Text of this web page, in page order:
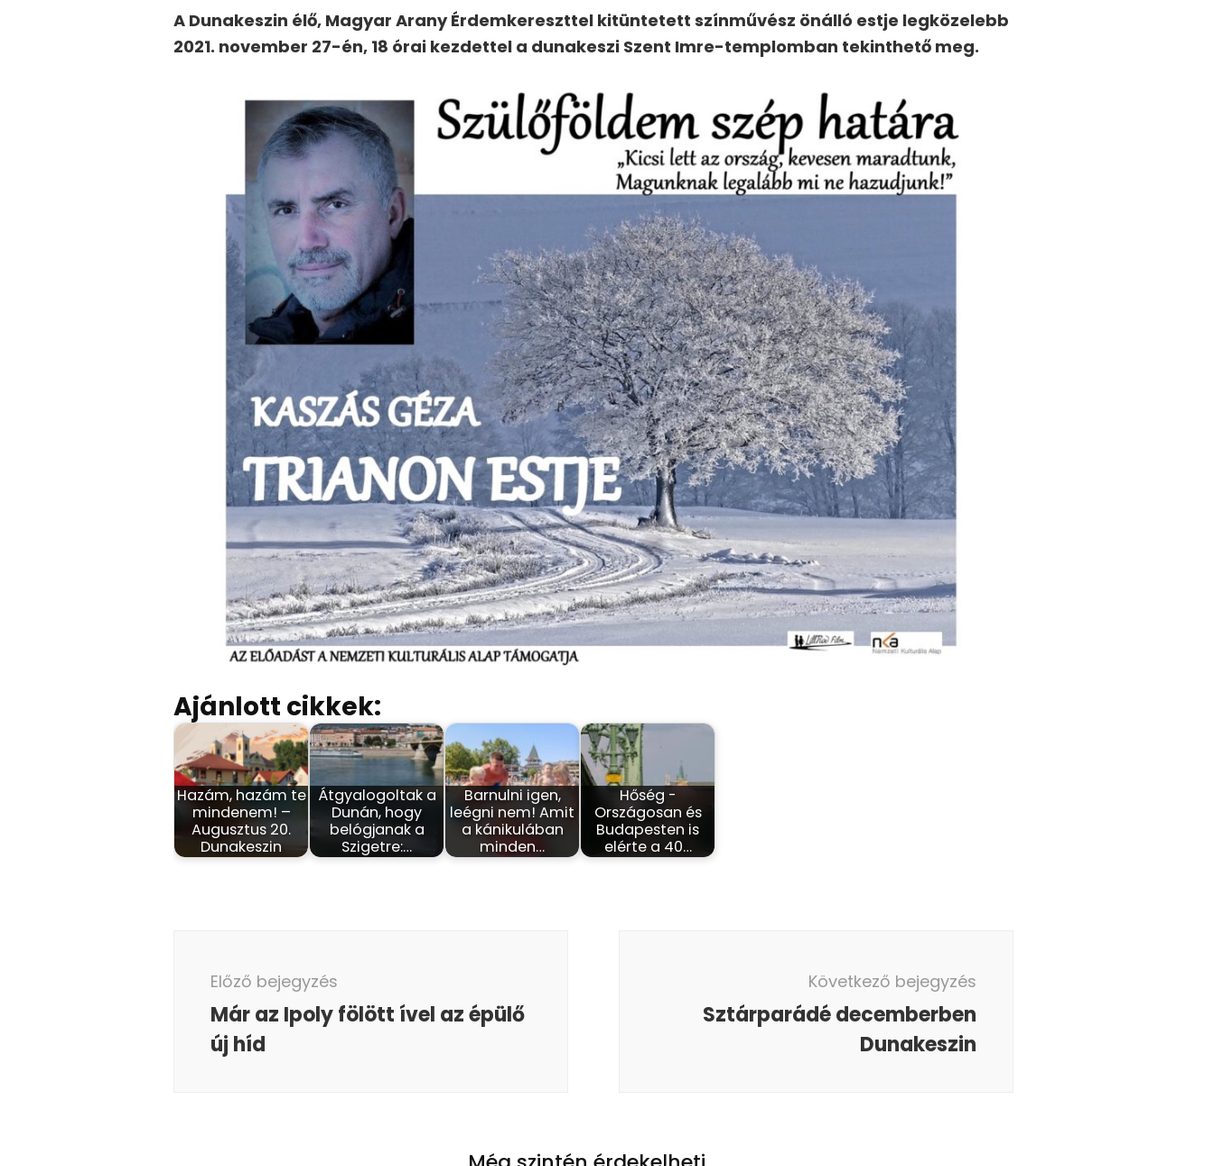
A Dunakeszin élő, Magyar Arany Érdemkereszttel kitüntetett színművész önálló estje legközelebb
2021. november 27-én, 18 órai kezdettel a dunakeszi Szent Imre-templomban tekinthető meg.
Ajánlott cikkek:
Hazám, hazám te
mindenem! –
Augusztus 20.
Dunakeszin
Átgyalogoltak a
Dunán, hogy
belógjanak a
Szigetre:…
Barnulni igen,
leégni nem! Amit
a kánikulában
minden…
Hőség -
Országosan és
Budapesten is
elérte a 40…
navigáció
Előző bejegyzés
Már az Ipoly fölött ível az épülő
új híd
Következő bejegyzés
Sztárparádé decemberben
Dunakeszin